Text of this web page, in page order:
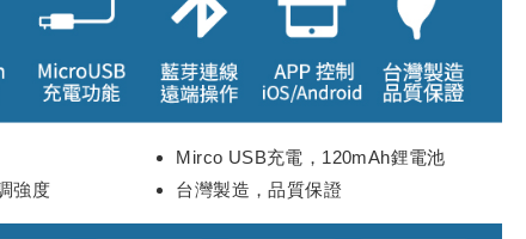
強度
Mirco USB充電，120mAh鋰電池
台灣製造，品質保證